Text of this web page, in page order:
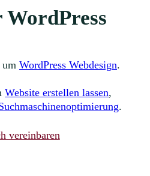
WordPress Webdesign.
Website erstellen lassen,
.
vereinbaren